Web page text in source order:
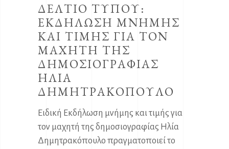
ΔΕΛΤΙΟ ΤΥΠΟΥ:
ΕΚΔΗΛΩΣΗ ΜΝΗΜΗΣ
ΚΑΙ ΤΙΜΗΣ ΓΙΑ ΤΟΝ
ΜΑΧΗΤΗ ΤΗΣ
ΔΗΜΟΣΙΟΓΡΑΦΙΑΣ
ΗΛΙΑ
ΔΗΜΗΤΡΑΚΟΠΟΥΛΟ
Ειδική Εκδήλωση μνήμης και τιμής για
τον μαχητή της δημοσιογραφίας Ηλία
Δημητρακόπουλο πραγματοποιεί το